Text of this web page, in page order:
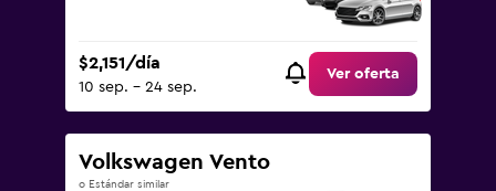
$2,151/día
10 sep. - 24 sep.
Ver oferta
Volkswagen Vento
o Estándar similar